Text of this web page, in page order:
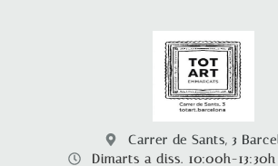
Carrer de Sants, 3
Dimarts a diss. 10:00h-